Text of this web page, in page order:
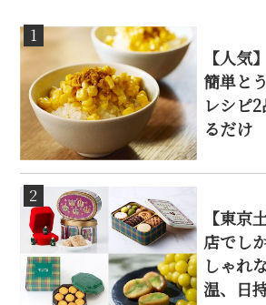
1
【人気
簡単と
レシピ
るだけ
2
【東京
店でし
しゃれ
温、日